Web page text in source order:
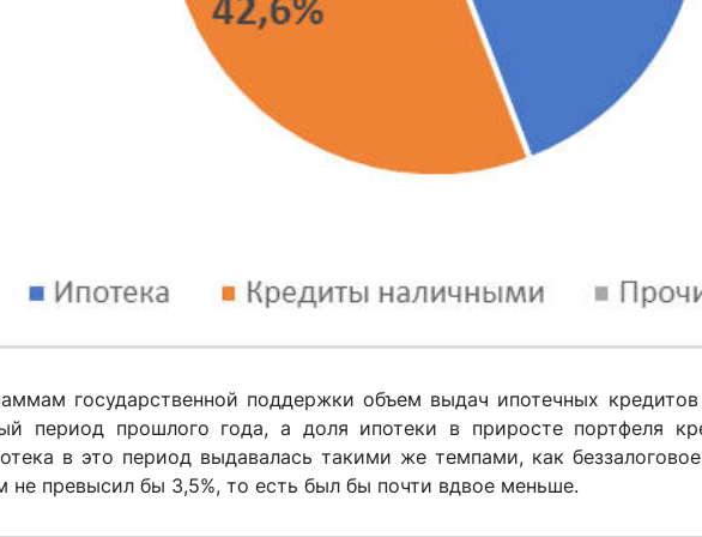
государственной поддержки объем выдач ипотечных
период прошлого года, а доля ипотеки в приросте портфеля
в это период выдавалась такими же темпами, как
не превысил бы 3,5%, то есть был бы почти вдвое меньше.